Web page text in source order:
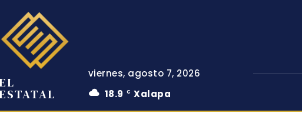
EL
ESTATAL
viernes, agosto 7, 2026
18.9
C Xalapa